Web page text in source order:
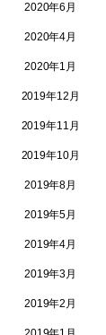
2020年6月
2020年4月
2020年1月
2019年12月
2019年11月
2019年10月
2019年8月
2019年5月
2019年4月
2019年3月
2019年2月